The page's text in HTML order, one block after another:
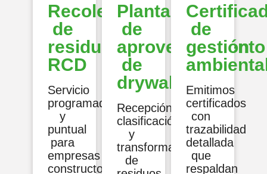
Recolección
de
residuos
RCD
Servicio
programado
y
puntual
para
empresas
constructoras
Planta
de
aprovechamiento
de
drywall
Recepción,
clasificación
y
transformación
de
de
gestión
Emitimos
certificados
con
trazabilidad
detallada
que
respaldan